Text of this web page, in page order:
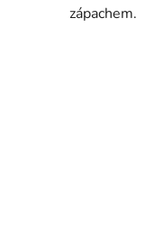
zápachem.